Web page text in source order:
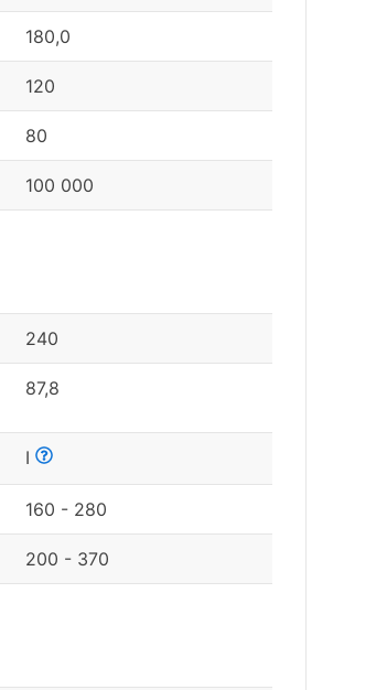
180,0
120
80
100 000
240
87,8
I
160 - 280
200 - 370